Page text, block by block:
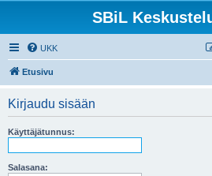
SBiL
UKK
Etusivu
Kirjaudu sisään
Käyttäjätunnus:
Salasana: